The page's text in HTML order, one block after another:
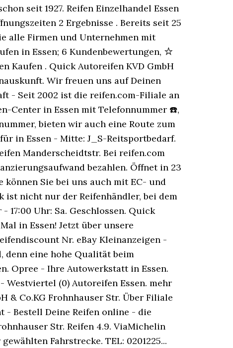
seit 1927. Reifen Einzelhandel Essen
2 Ergebnisse . Bereits seit 25
alle Firmen und Unternehmen mit
in Essen; 6 Kundenbewertungen, ☆
Kaufen . Quick Autoreifen KVD GmbH
Wir freuen uns auf Deinen
- Seit 2002 ist die reifen.com-Filiale an
Center in Essen mit Telefonnummer ☎,
bieten wir auch eine Route zum
in Essen - Mitte: J_S-Reitsportbedarf.
Manderscheidtstr. Bei reifen.com
bezahlen. Öffnet in 23
können Sie bei uns auch mit EC- und
ist nicht nur der Reifenhändler, bei dem
17:00 Uhr: Sa. Geschlossen. Quick
in Essen! Jetzt über unsere
Nr. eBay Kleinanzeigen -
denn eine hohe Qualität beim
Opree - Ihre Autowerkstatt in Essen.
Westviertel (0) Autoreifen Essen. mehr
& Co.KG Frohnhauser Str. Über Filiale
- Bestell Deine Reifen online - die
Str. Reifen 4.9. ViaMichelin
Fahrstrecke. TEL: 0201225...